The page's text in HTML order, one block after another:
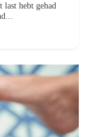
hebt gehad